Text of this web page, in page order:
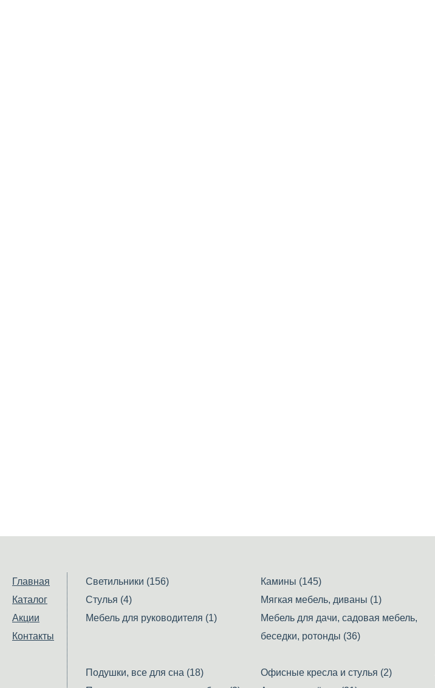
Главная
Каталог
Акции
Контакты
Светильники (156) Камины (145)
Стулья (4)
Мягкая мебель, диваны (1)
Мебель для руководителя (1)
Мебель для дачи, садовая мебель,
беседки, ротонды (36)
Подушки, все для сна (18)
Офисные кресла и стулья (2)